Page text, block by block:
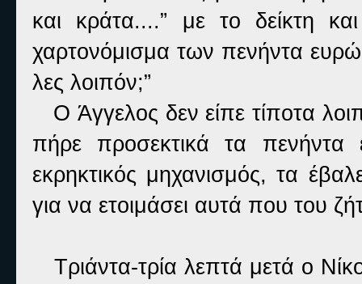
και κράτα....” με το δείκτη
χαρτονόμισμα των πενήντα
λες λοιπόν;”
O Άγγελος δεν είπε τίποτα
πήρε προσεκτικά τα πενήντα
εκρηκτικός μηχανισμός, τα
για να ετοιμάσει αυτά που του
Τριάντα-τρία λεπτά μετά ο